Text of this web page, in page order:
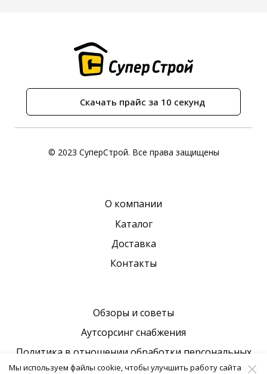
Скачать прайс за 10 секунд
© 2023 СуперСтрой. Все права защищены
О компании
Каталог
Доставка
Контакты
Обзоры и советы
Аутсорсинг снабжения
Политика в отношении обработки персональных
данных
Мы используем файлы cookie, чтобы улучшить работу сайта